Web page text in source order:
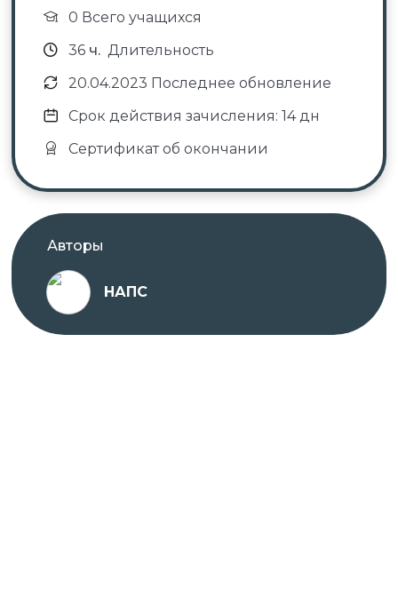
0 Всего учащихся
36ч. Длительность
20.04.2023 Последнее обновление
Срок действия зачисления: 14 дн
Сертификат об окончании
Авторы
НАПС